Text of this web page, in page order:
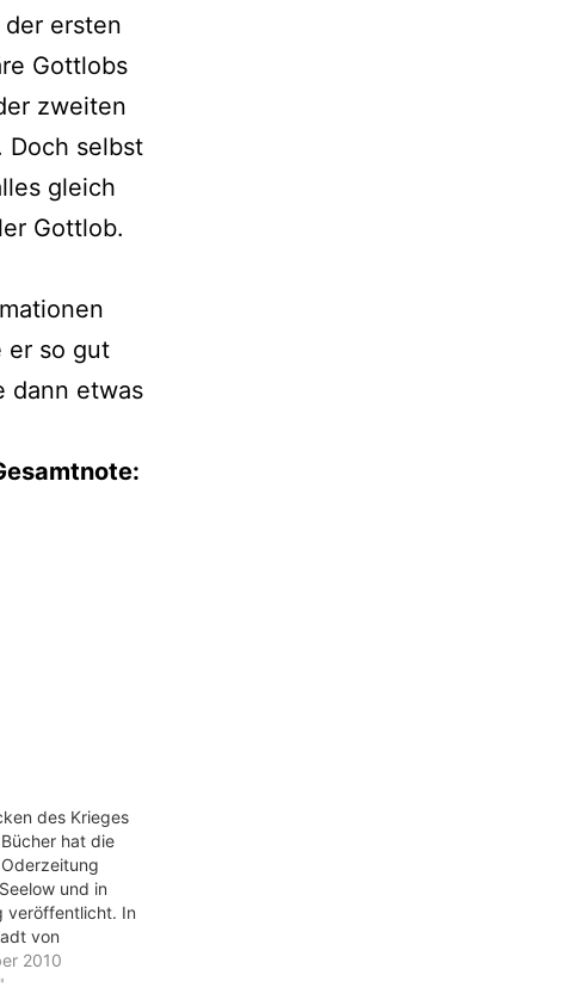
ersten
Gottlobs
zweiten
Doch selbst
gleich
Gottlob.
er so gut
dann etwas
des Krieges
hat die
und in
veröffentlicht. In
von
stellten
Herrmann
2010